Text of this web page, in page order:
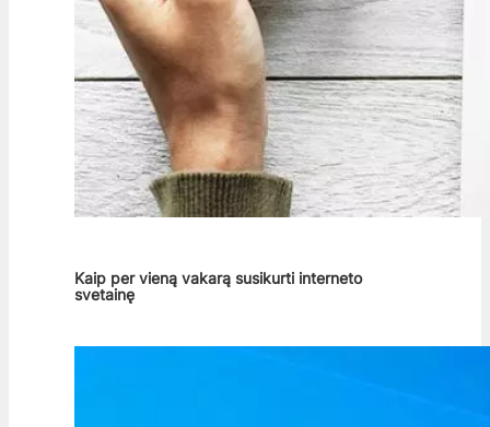
Kaip per vieną vakarą susikurti interneto
svetainę